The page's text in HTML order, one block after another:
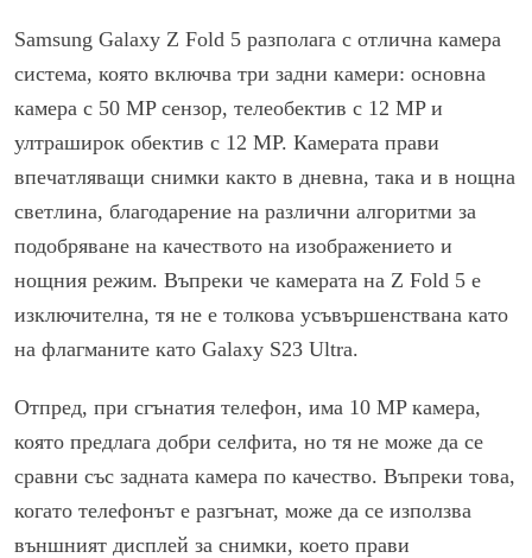
Samsung Galaxy Z Fold 5 разполага с отлична камера
система, която включва три задни камери: основна
камера с 50 MP сензор, телеобектив с 12 MP и
ултраширок обектив с 12 MP. Камерата прави
впечатляващи снимки както в дневна, така и в нощна
светлина, благодарение на различни алгоритми за
подобряване на качеството на изображението и
нощния режим. Въпреки че камерата на Z Fold 5 е
изключителна, тя не е толкова усъвършенствана като
на флагманите като Galaxy S23 Ultra.
Отпред, при сгънатия телефон, има 10 MP камера,
която предлага добри селфита, но тя не може да се
сравни със задната камера по качество. Въпреки това,
когато телефонът е разгънат, може да се използва
външният дисплей за снимки, което прави